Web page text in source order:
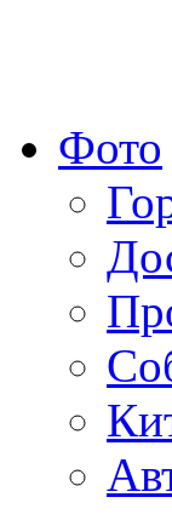
Фото